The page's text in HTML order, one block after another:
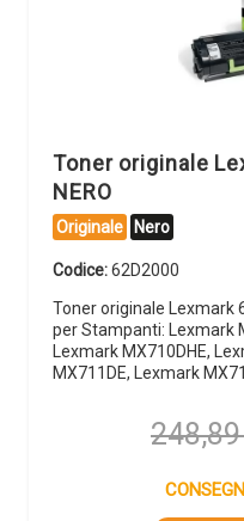
Toner originale
NERO
Originale Nero
Codice:62D2000
Toner originale Lexmark
per Stampanti: Lexmark
Lexmark MX710DHE,
MX711DE, Lexmark